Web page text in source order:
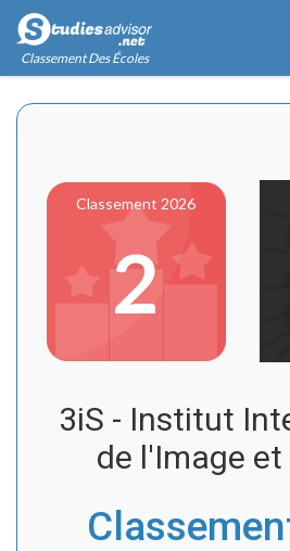
Classement Des Écoles
Classement 2026
2
3iS - Institut
de l'Image et